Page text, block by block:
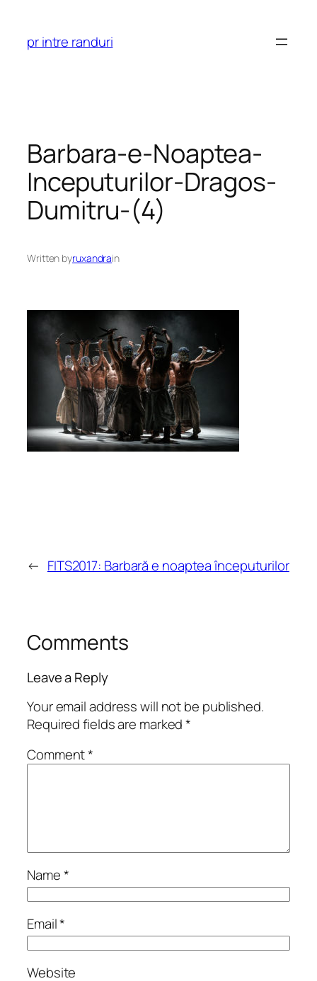
content
pr intre randuri
Barbara-e-Noaptea-
Inceputurilor-Dragos-
Dumitru-(4)
Written byruxandrain
← FITS2017: Barbară e noaptea începuturilor
Comments
Leave a Reply
Your email address will not be published.
Required fields are marked*
Comment*
Name*
Email*
Website